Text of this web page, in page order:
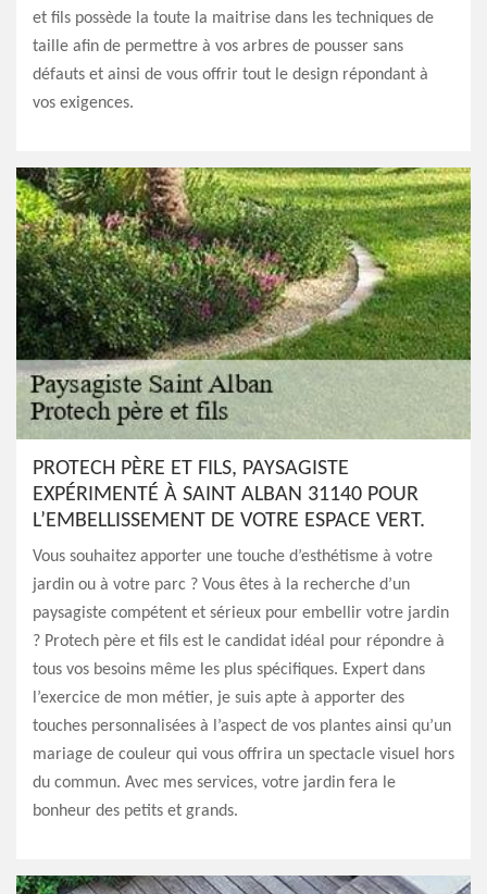
et fils possède la toute la maitrise dans les techniques de
taille afin de permettre à vos arbres de pousser sans
défauts et ainsi de vous offrir tout le design répondant à
vos exigences.
PROTECH PÈRE ET FILS, PAYSAGISTE
EXPÉRIMENTÉ À SAINT ALBAN 31140 POUR
L’EMBELLISSEMENT DE VOTRE ESPACE VERT.
Vous souhaitez apporter une touche d’esthétisme à votre
jardin ou à votre parc ? Vous êtes à la recherche d’un
paysagiste compétent et sérieux pour embellir votre jardin
? Protech père et fils est le candidat idéal pour répondre à
tous vos besoins même les plus spécifiques. Expert dans
l’exercice de mon métier, je suis apte à apporter des
touches personnalisées à l’aspect de vos plantes ainsi qu’un
mariage de couleur qui vous offrira un spectacle visuel hors
du commun. Avec mes services, votre jardin fera le
bonheur des petits et grands.